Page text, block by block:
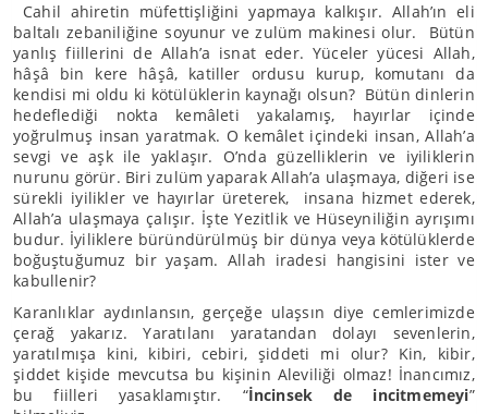
Cahil ahiretin müfettişliğini yapmaya kalkışır. Allah’ın eli
baltalı zebaniliğine soyunur ve zulüm makinesi olur. Bütün
yanlış fiillerini de Allah’a isnat eder. Yüceler yücesi Allah,
hâşâ bin kere hâşâ, katiller ordusu kurup, komutanı da
kendisi mi oldu ki kötülüklerin kaynağı olsun? Bütün dinlerin
hedeflediği nokta kemâleti yakalamış, hayırlar içinde
yoğrulmuş insan yaratmak. O kemâlet içindeki insan, Allah’a
sevgi ve aşk ile yaklaşır. O’nda güzelliklerin ve iyiliklerin
nurunu görür. Biri zulüm yaparak Allah’a ulaşmaya, diğeri ise
sürekli iyilikler ve hayırlar üreterek, insana hizmet ederek,
Allah’a ulaşmaya çalışır. İşte Yezitlik ve Hüseyniliğin ayrışımı
budur. İyiliklere büründürülmüş bir dünya veya kötülüklerde
boğuştuğumuz bir yaşam. Allah iradesi hangisini ister ve
kabullenir?
Karanlıklar aydınlansın, gerçeğe ulaşsın diye cemlerimizde
çerağ yakarız. Yaratılanı yaratandan dolayı sevenlerin,
yaratılmışa kini, kibiri, cebiri, şiddeti mi olur? Kin, kibir,
şiddet kişide mevcutsa bu kişinin Aleviliği olmaz! İnancımız,
bu fiilleri yasaklamıştır. “İncinsek de incitmemeyi”